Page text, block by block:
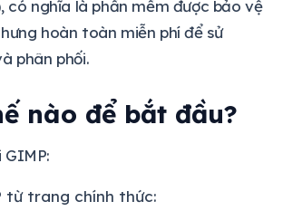
có nghĩa là phần mềm được bảo vệ
hoàn toàn miễn phí để sử
phân phối.
nào để bắt đầu?
từ trang chính thức: